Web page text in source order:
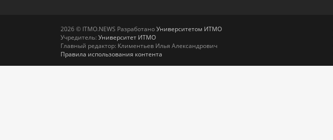
2026 © ITMO.NEWS РазработаноУниверситетом ИТМО
Учредитель: Университет ИТМО
Главный редактор: Климентьев Илья Александрович
Правила использования контента